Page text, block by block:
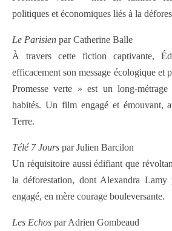
politiques et économiques liés à la
Le Parisien par Catherine Balle
À travers cette fiction captivante,
efficacement son message écologique
Promesse verte » est un long-
habités. Un film engagé et émouvant,
Terre.
Télé 7 Jours par Julien Barcilon
Un réquisitoire aussi édifiant que
la déforestation, dont Alexandra Lamy
engagé, en mère courage bouleversante.
Les Echos par Adrien Gombeaud